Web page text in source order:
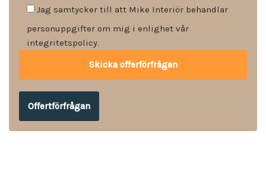
Jag samtycker till att Mike Interiör behandlar
personuppgifter om mig i enlighet vår
integritetspolicy.
Offertförfrågan